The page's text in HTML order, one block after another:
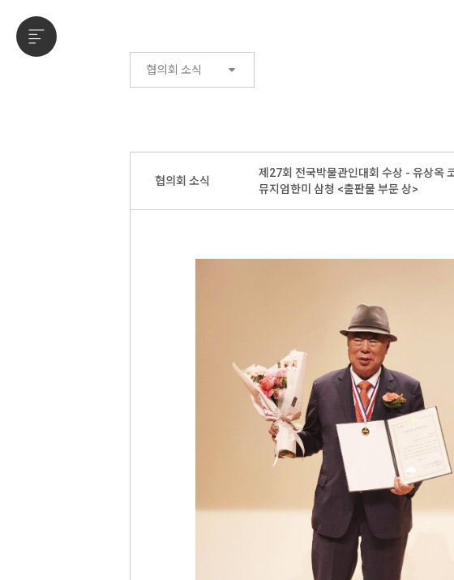
협의회 소식
협의회 소식
제27회 전국박물관인대회 수상 - 유상옥
뮤지엄한미 삼청 <출판물 부문 상>